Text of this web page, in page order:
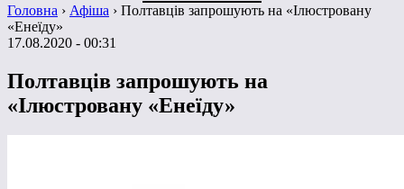
Головна › Афіша › Полтавців запрошують на «Ілюстровану
«Енеїду»
17.08.2020 - 00:31
Полтавців запрошують на
«Ілюстровану «Енеїду»